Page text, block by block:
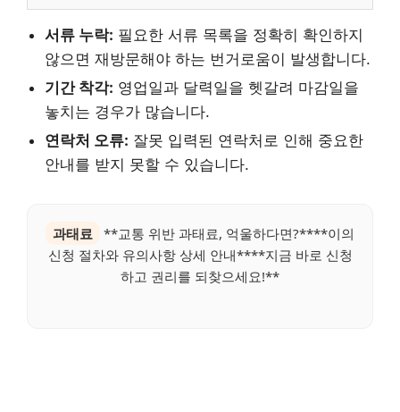
서류 누락: 필요한 서류 목록을 정확히 확인하지
않으면 재방문해야 하는 번거로움이 발생합니다.
기간 착각: 영업일과 달력일을 헷갈려 마감일을
놓치는 경우가 많습니다.
연락처 오류: 잘못 입력된 연락처로 인해 중요한
안내를 받지 못할 수 있습니다.
과태료 **교통 위반 과태료, 억울하다면?****이의
신청 절차와 유의사항 상세 안내****지금 바로 신청
하고 권리를 되찾으세요!**